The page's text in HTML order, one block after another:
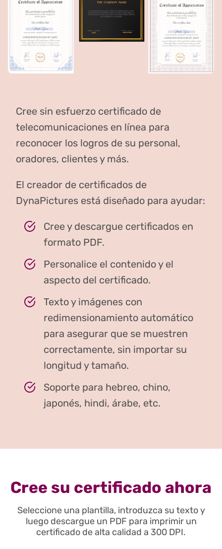
Cree sin esfuerzo certificado de
telecomunicaciones en línea para
reconocer los logros de su personal,
oradores, clientes y más.
El creador de certificados de
DynaPictures está diseñado para ayudar:
Cree y descargue certificados en
formato PDF.
Personalice el contenido y el
aspecto del certificado.
Texto y imágenes con
redimensionamiento automático
para asegurar que se muestren
correctamente, sin importar su
longitud y tamaño.
Soporte para hebreo, chino,
japonés, hindi, árabe, etc.
Cree su certificado ahora
Seleccione una plantilla, introduzca su texto y
luego descargue un PDF para imprimir un
certificado de alta calidad a 300 DPI.